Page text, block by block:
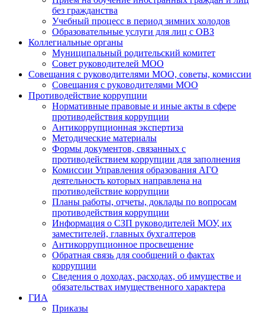
без гражданства
Учебный процесс в период зимних холодов
Образовательные услуги для лиц с ОВЗ
Коллегиальные органы
Муниципальный родительский комитет
Совет руководителей МОО
Совещания с руководителями МОО, советы, комиссии
Совещания с руководителями МОО
Противодействие коррупции
Нормативные правовые и иные акты в сфере
противодействия коррупции
Антикоррупционная экспертиза
Методические материалы
Формы документов, связанных с
противодействием коррупции для заполнения
Комиссии Управления образования АГО
деятельность которых направлена на
противодействие коррупции
Планы работы, отчеты, доклады по вопросам
противодействия коррупции
Информация о СЗП руководителей МОУ, их
заместителей, главных бухгалтеров
Антикоррупционное просвещение
Обратная связь для сообщений о фактах
коррупции
Сведения о доходах, расходах, об имуществе и
обязательствах имущественного характера
ГИА
Приказы